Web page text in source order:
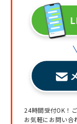
24時間受付OK！
お気軽にお問い合